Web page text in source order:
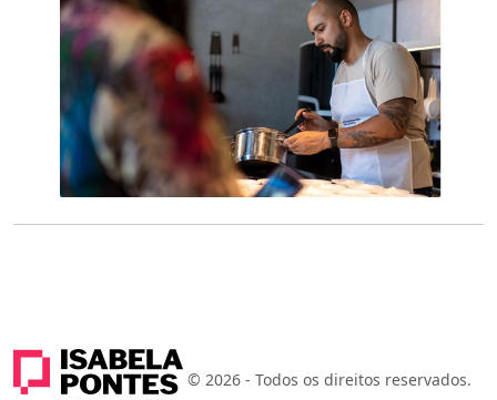
© 2026 - Todos os direitos reservados.